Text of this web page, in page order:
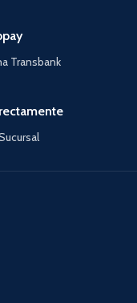
Transbank